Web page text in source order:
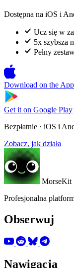
Dostępna na iOS i
Ucz się w
5x szybsza
Pełny
Download on the
Get it on Google Play
Bezpłatnie · iOS i
Zobacz, jak działa
MorseKit
Profesjonalna
Obserwuj
Nawigacja